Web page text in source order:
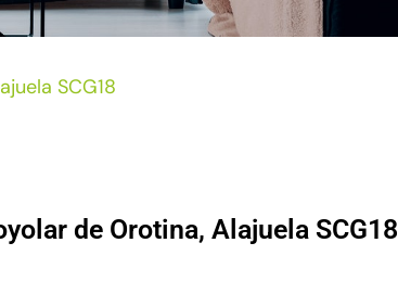
SCG18
de Orotina, Alajuela SCG18